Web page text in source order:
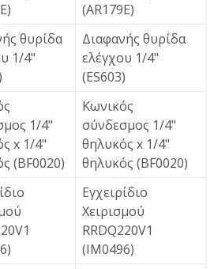
(AR179E)
θυρίδα
1/4"
Διαφανής θυρίδα
ελέγχου 1/4"
(ES603)
1/4"
x 1/4"
(BF0020)
Κωνικός
σύνδεσμος 1/4"
θηλυκός x 1/4"
θηλυκός (BF0020)
Εγχειρίδιο
Χειρισμού
RRDQ220V1
(IM0496)